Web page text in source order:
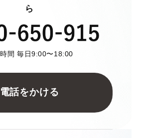
ら
間 毎日9:00〜18:00
電話をかける